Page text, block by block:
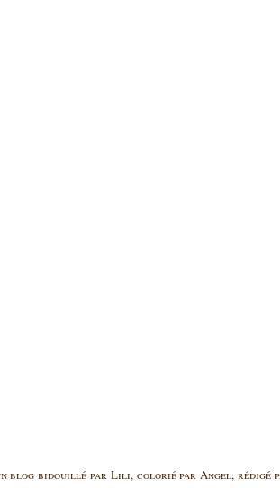
blog bidouillé par Lili, colorié par Angel, rédigé